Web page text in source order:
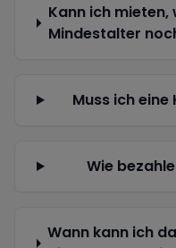
Kann ich mieten,
Mindestalter
Muss ich
Wie
Wann kann ich